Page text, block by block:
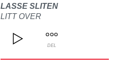
LASSE SLITEN
LITT OVER
DEL